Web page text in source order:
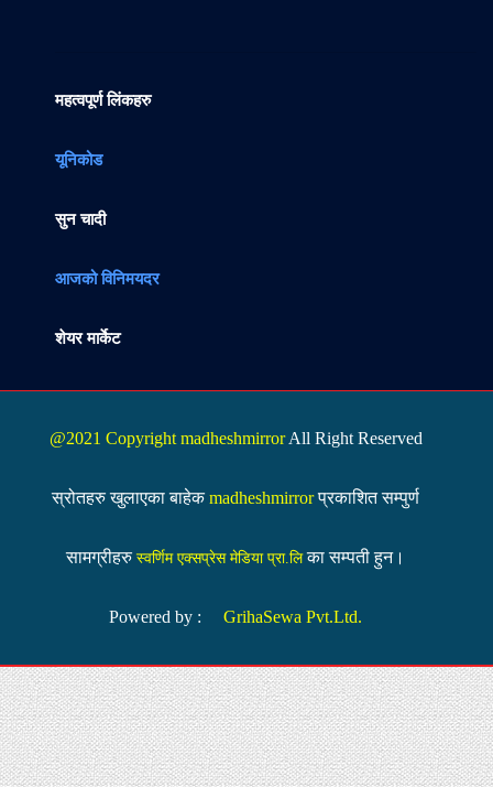
महत्वपूर्ण लिंकहरु
यूनिकोड
सुन चादी
आजको विनिमयदर
शेयर मार्केट
@2021 Copyright madheshmirrorAll Right Reserved
स्रोतहरु खुलाएका बाहेक madheshmirror प्रकाशित सम्पुर्ण
सामग्रीहरु स्वर्णिम एक्सप्रेस मेडिया प्रा.लिका सम्पती हुन।
Powered by : GrihaSewa Pvt.Ltd.